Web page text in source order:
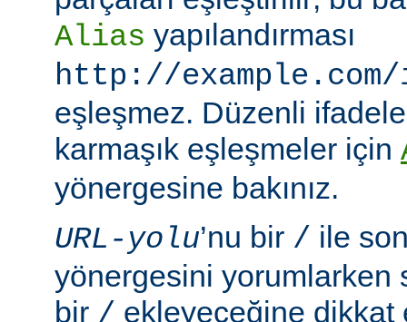
Alias yapılandırması
http://
eşleşmez. Düzenli
karmaşık eşleşmeler için
yönergesine bakınız.
URL-yolu’nu bir / ile
yönergesini yorumlarken
bir / ekleyeceğine dikkat